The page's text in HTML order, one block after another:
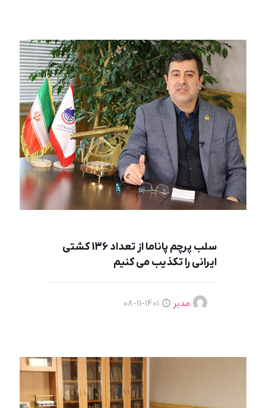
سلب پرچم پاناما از تعداد 136 کشتی
ایرانی را تکذیب می کنیم
مدیر 1401-11-08